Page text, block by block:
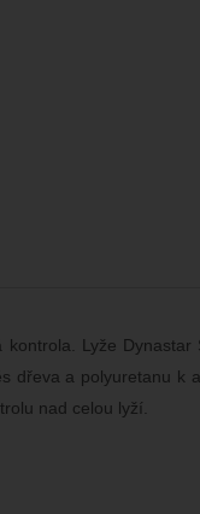
Lyže
dřeva a polyuretanu k
nad celou lyží.